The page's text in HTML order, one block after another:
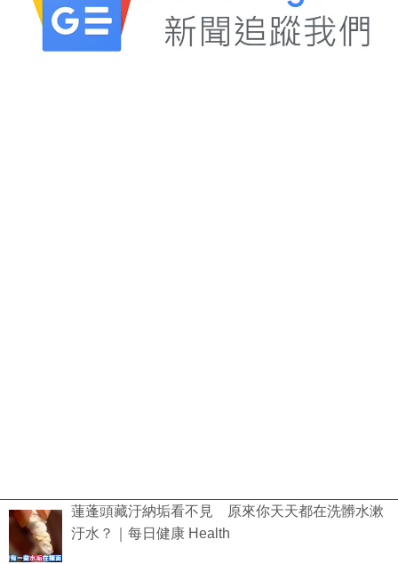
蓮蓬頭藏汙納垢看不見 原來你天天都在洗髒水漱
汙水？｜每日健康 Health